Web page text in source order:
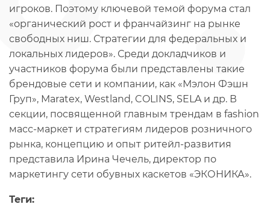
игроков. Поэтому ключевой темой форума стал
«органический рост и франчайзинг на рынке
свободных ниш. Стратегии для федеральных и
локальных лидеров». Среди докладчиков и
участников форума были представлены такие
брендовые сети и компании, как «Мэлон Фэшн
Груп», Maratex, Westland, COLIN`S, SELA и др. В
секции, посвященной главным трендам в fashion
масс-маркет и стратегиям лидеров розничного
рынка, концепцию и опыт ритейл-развития
представила Ирина Чечель, директор по
маркетингу сети обувных каскетов «ЭКОНИКА».
Теги: